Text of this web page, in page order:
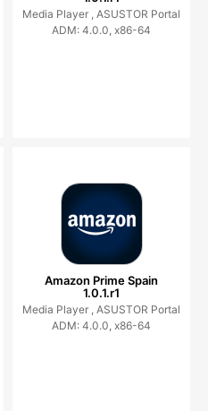
Media Player , ASUSTOR Portal
ADM: 4.0.0, x86-64
Amazon Prime Spain
1.0.1.r1
Media Player , ASUSTOR Portal
ADM: 4.0.0, x86-64